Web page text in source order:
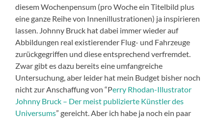
diesem Wochenpensum (pro Woche ein Titelbild plus
eine ganze Reihe von Innenillustrationen) ja inspirieren
lassen. Johnny Bruck hat dabei immer wieder auf
Abbildungen real existierender Flug- und Fahrzeuge
zurückgegriffen und diese entsprechend verfremdet.
Zwar gibt es dazu bereits eine umfangreiche
Untersuchung, aber leider hat mein Budget bisher noch
nicht zur Anschaffung von “Perry Rhodan-Illustrator
Johnny Bruck – Der meist publizierte Künstler des
Universums” gereicht. Aber ich habe ja noch ein paar